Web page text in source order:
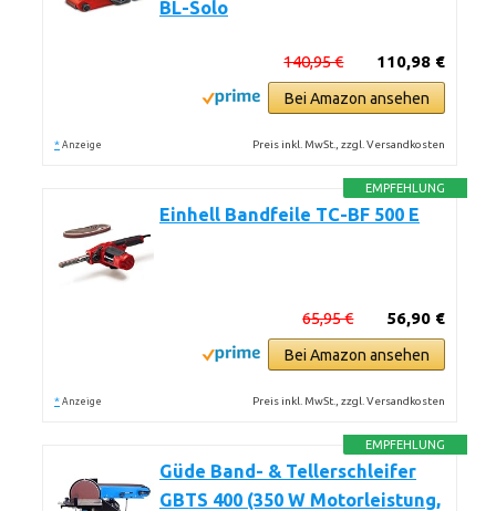
BL-Solo
110,98 €
140,95 €
Bei Amazon ansehen
* Anzeige Preis inkl. MwSt., zzgl. Versandkosten
EMPFEHLUNG
Einhell Bandfeile TC-BF 500 E
56,90 €
65,95 €
Bei Amazon ansehen
* Anzeige Preis inkl. MwSt., zzgl. Versandkosten
EMPFEHLUNG
Güde Band- & Tellerschleifer
GBTS 400 (350 W Motorleistung,